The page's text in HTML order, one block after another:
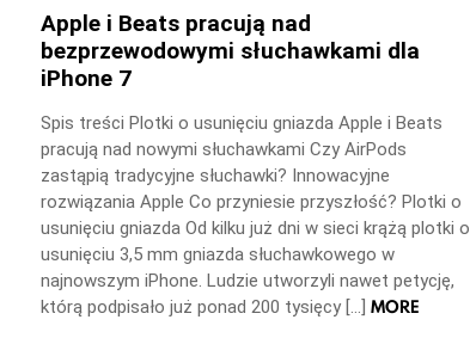
Apple i Beats pracują nad
bezprzewodowymi słuchawkami dla
iPhone 7
Spis treści Plotki o usunięciu gniazda Apple i Beats
pracują nad nowymi słuchawkami Czy AirPods
zastąpią tradycyjne słuchawki? Innowacyjne
rozwiązania Apple Co przyniesie przyszłość? Plotki o
usunięciu gniazda Od kilku już dni w sieci krążą plotki o
usunięciu 3,5 mm gniazda słuchawkowego w
najnowszym iPhone. Ludzie utworzyli nawet petycję,
którą podpisało już ponad 200 tysięcy […] MORE